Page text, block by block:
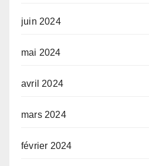
juin 2024
mai 2024
avril 2024
mars 2024
février 2024